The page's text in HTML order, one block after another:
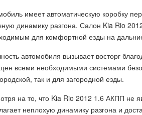
имеет автоматическую коробку
динамику разгона. Салон Kia Rio
для комфортной езды на
автомобиля вызывает восторг
всеми необходимыми системами
так и для загородной езды.
на то, что Kia Rio 2012 1.6 АКПП не
неплохую динамику разгона и